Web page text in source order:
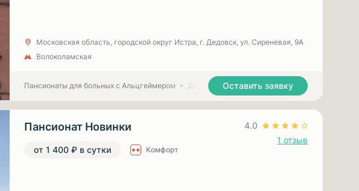
Московская область, городской округ Истра, г. Дедовск, ул. Сиреневая, 9А
Волоколамская
Пансионаты для больных с Альцгеймером Дома престарелых для больных с Паркинсоном
Оставить заявку
Пансионат Новинки
4.0
1 отзыв
от 1 400 ₽ в сутки
Комфорт